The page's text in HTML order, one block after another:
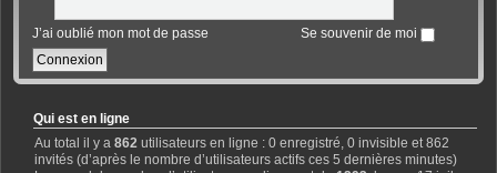
J’ai oublié mon mot de passe Se souvenir de moi
Qui est en ligne
Au total il y a862 utilisateurs en ligne : 0 enregistré, 0 invisible et 862
invités (d’après le nombre d’utilisateurs actifs ces 5 dernières minutes)